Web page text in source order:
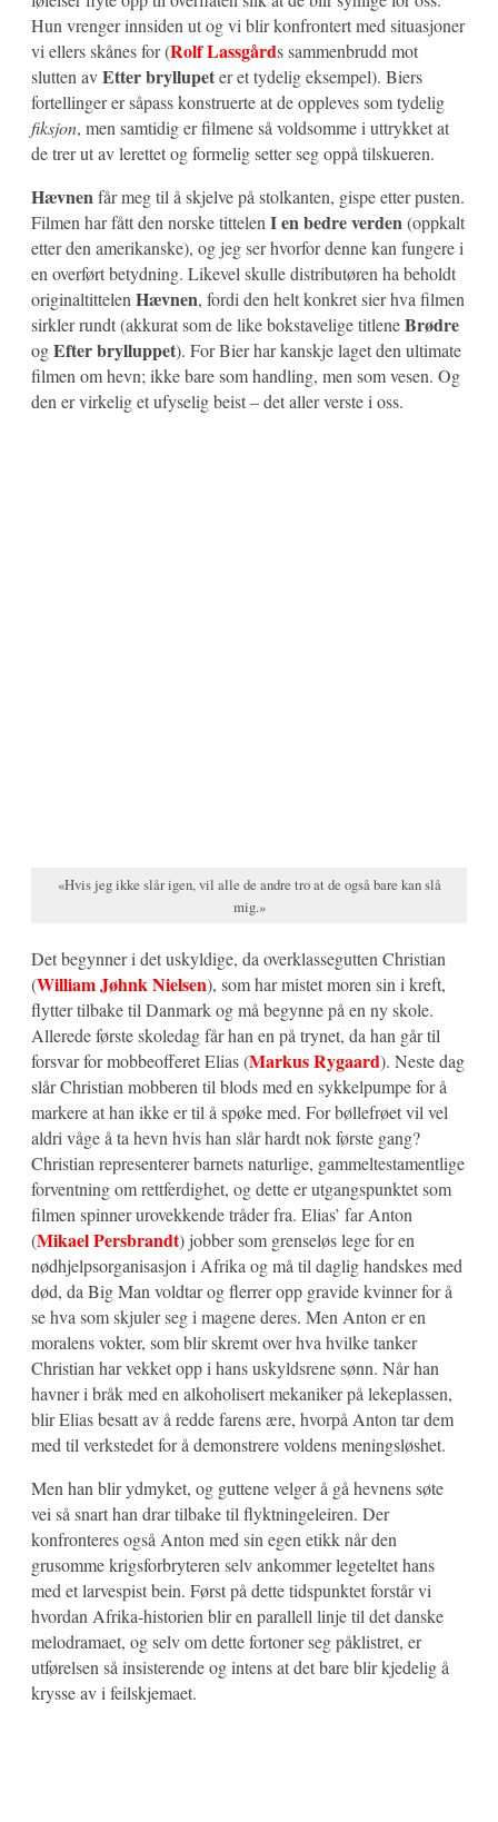
Hun vrenger innsiden ut og vi blir konfrontert med situasjoner
vi ellers skånes for (Rolf Lassgårds sammenbrudd mot
slutten avEtter bryllupeter et tydelig eksempel). Biers
fortellinger er såpass konstruerte at de oppleves som tydelig
fiksjon, men samtidig er filmene så voldsomme i uttrykket at
de trer ut av lerettet og formelig setter seg oppå tilskueren.
Hævnenfår meg til å skjelve på stolkanten, gispe etter pusten.
Filmen har fått den norske tittelen I en bedre verden(oppkalt
etter den amerikanske), og jeg ser hvorfor denne kan fungere i
en overført betydning. Likevel skulle distributøren ha beholdt
originaltittelen Hævnen, fordi den helt konkret sier hva filmen
sirkler rundt (akkurat som de like bokstavelige titleneBrødre
ogEfter brylluppet). For Bier har kanskje laget den ultimate
filmen om hevn; ikke bare som handling, men som vesen. Og
den er virkelig et ufyselig beist – det aller verste i oss.
«Hvis jeg ikke slår igen, vil alle de andre tro at de også bare kan slå
mig.»
Det begynner i det uskyldige, da overklassegutten Christian
(William Jøhnk Nielsen), som har mistet moren sin i kreft,
flytter tilbake til Danmark og må begynne på en ny skole.
Allerede første skoledag får han en på trynet, da han går til
forsvar for mobbeofferet Elias (Markus Rygaard). Neste dag
slår Christian mobberen til blods med en sykkelpumpe for å
markere at han ikke er til å spøke med. For bøllefrøet vil vel
aldri våge å ta hevn hvis han slår hardt nok første gang?
Christian representerer barnets naturlige, gammeltestamentlige
forventning om rettferdighet, og dette er utgangspunktet som
filmen spinner urovekkende tråder fra. Elias’ far Anton
(Mikael Persbrandt) jobber som grenseløs lege for en
nødhjelpsorganisasjon i Afrika og må til daglig handskes med
død, da Big Man voldtar og flerrer opp gravide kvinner for å
se hva som skjuler seg i magene deres. Men Anton er en
moralens vokter, som blir skremt over hva hvilke tanker
Christian har vekket opp i hans uskyldsrene sønn. Når han
havner i bråk med en alkoholisert mekaniker på lekeplassen,
blir Elias besatt av å redde farens ære, hvorpå Anton tar dem
med til verkstedet for å demonstrere voldens meningsløshet.
Men han blir ydmyket, og guttene velger å gå hevnens søte
vei så snart han drar tilbake til flyktningeleiren. Der
konfronteres også Anton med sin egen etikk når den
grusomme krigsforbryteren selv ankommer legeteltet hans
med et larvespist bein. Først på dette tidspunktet forstår vi
hvordan Afrika-historien blir en parallell linje til det danske
melodramaet, og selv om dette fortoner seg påklistret, er
utførelsen så insisterende og intens at det bare blir kjedelig å
krysse av i feilskjemaet.